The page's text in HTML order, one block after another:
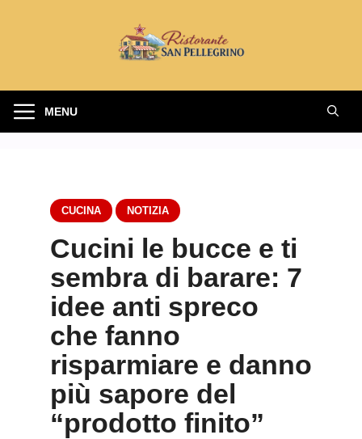
MENU
CUCINA NOTIZIA
Cucini le bucce e ti
sembra di barare: 7
idee anti spreco
che fanno
risparmiare e danno
più sapore del
“prodotto finito”